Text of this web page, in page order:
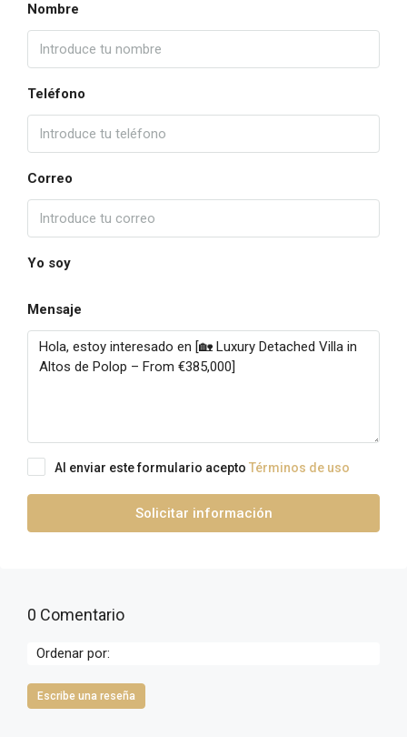
Nombre
Teléfono
Correo
Yo soy
Mensaje
Al enviar este formulario acepto Términos de uso
Solicitar información
0 Comentario
Ordenar por:
Escribe una reseña